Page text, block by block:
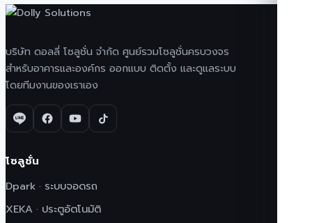
บริษัท ดอลลี่ โซลูชั่น จำกัด ศูนย์รวมโซลูชั่นครบวงจร
สำหรับอาคารและองค์กร ออกแบบ ติดตั้ง และดูแลระบบ
โดยทีมงานของเราเอง
โซลูชั่น
Dpark · ระบบจอดรถ
XEKA · ประตูอัตโนมัติ